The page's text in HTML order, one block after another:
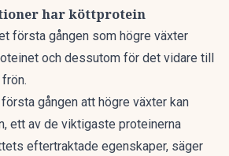
har köttprotein
första gången som högre växter
och dessutom för det vidare till
gången att högre växter kan
ett av de viktigaste proteinerna
eftertraktade egenskaper, säger